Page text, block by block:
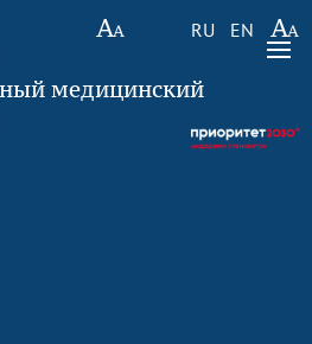
RU EN
медицинский